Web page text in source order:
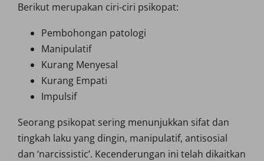
Berikut merupakan ciri-ciri psikopat:
Pembohongan patologi
Manipulatif
Kurang Menyesal
Kurang Empati
Impulsif
Seorang psikopat sering menunjukkan sifat dan
tingkah laku yang dingin, manipulatif, antisosial
dan ‘narcissistic’. Kecenderungan ini telah dikaitkan